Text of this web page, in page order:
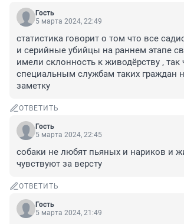
Гость
5 марта 2024, 22:49
статистика говорит о том что все
и серийные убийцы на раннем этапе
имели склонность к живодёрству , так
специальным службам таких граждан
заметку
ОТВЕТИТЬ
Гость
5 марта 2024, 22:45
собаки не любят пьяных и нариков и
чувствуют за версту
ОТВЕТИТЬ
Гость
5 марта 2024, 21:49